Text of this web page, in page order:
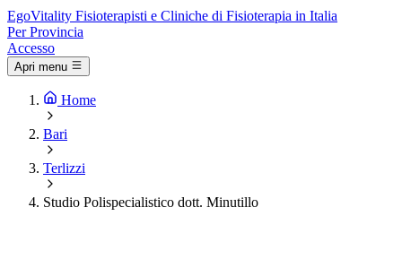
EgoVitality Fisioterapisti e Cliniche di Fisioterapia in Italia
Per Provincia
Accesso
Apri menu
Home
Bari
Terlizzi
Studio Polispecialistico dott. Minutillo